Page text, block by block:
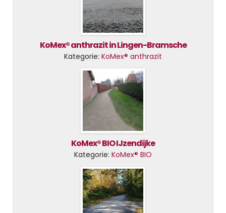
KoMex® anthrazit in Lingen-Bramsche
Kategorie: KoMex® anthrazit
KoMex® BIO IJzendijke
Kategorie: KoMex® BIO